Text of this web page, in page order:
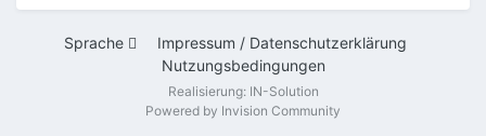
Sprache
Impressum / Datenschutzerklärung
Nutzungsbedingungen
Realisierung: IN-Solution
Powered by Invision Community